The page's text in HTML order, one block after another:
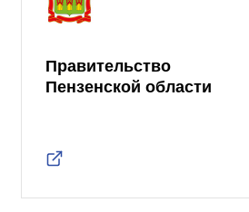
Правительство
Пензенской области